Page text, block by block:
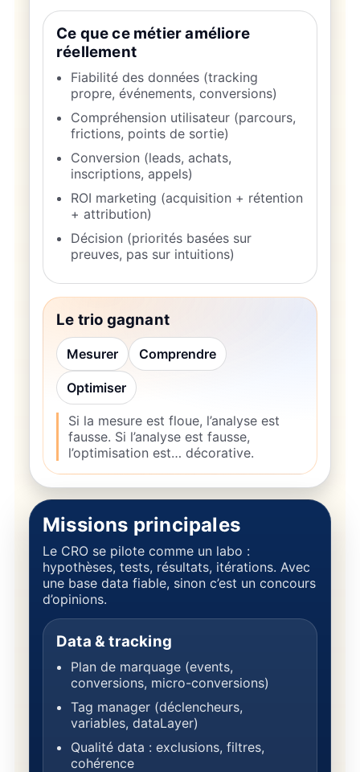
Ce que ce métier améliore
réellement
Fiabilité des données (tracking
propre, événements, conversions)
Compréhension utilisateur (parcours,
frictions, points de sortie)
Conversion (leads, achats,
inscriptions, appels)
ROI marketing (acquisition + rétention
+ attribution)
Décision (priorités basées sur
preuves, pas sur intuitions)
Le trio gagnant
Mesurer Comprendre
Optimiser
Si la mesure est floue, l’analyse est
fausse. Si l’analyse est fausse,
l’optimisation est… décorative.
Missions principales
Le CRO se pilote comme un labo :
hypothèses, tests, résultats, itérations. Avec
une base data fiable, sinon c’est un concours
d’opinions.
Data & tracking
Plan de marquage (events,
conversions, micro-conversions)
Tag manager (déclencheurs,
variables, dataLayer)
Qualité data : exclusions, filtres,
cohérence